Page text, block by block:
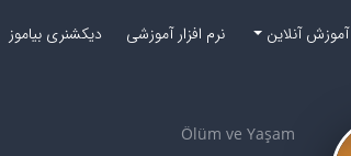
آموزش آنلاین نرم افزار آموزشی دیکشنری بیاموز
Ölüm ve Yaşam